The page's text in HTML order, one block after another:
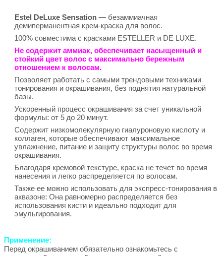
Estel DeLuxe Sensation — безаммиачная
демиперманентная крем-краска для волос.
100% совместима с красками ESTELLER и DE LUXE.
Не содержит аммиак, обеспечивает насыщенный и
стойкий цвет волос с максимально бережным
отношением к волосам.
Позволяет работать с самыми трендовыми техниками
тонирования и окрашивания, без поднятия натуральной
базы.
Ускоренный процесс окрашивания за счет уникальной
формулы: от 5 до 20 минут.
Содержит низкомолекулярную гиалуроновую кислоту и
коллаген, которые обеспечивают максимальное
увлажнение, питание и защиту структуры волос во время
окрашивания.
Благодаря кремовой текстуре, краска не течет во время
нанесения и легко распределяется по волосам.
Также ее можно использовать для экспресс-тонирования в
аквазоне: Она равномерно распределяется без
использования кисти и идеально подходит для
эмульгирования.
Применение:
Перед окрашиванием обязательно ознакомьтесь с